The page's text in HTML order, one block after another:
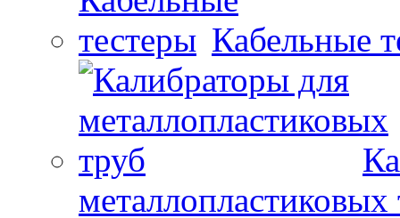
Кабельные
металлопластиковых